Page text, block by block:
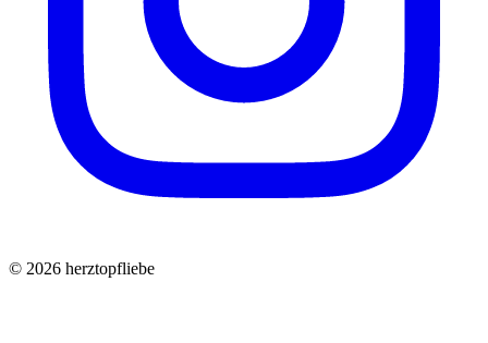
© 2026 herztopfliebe